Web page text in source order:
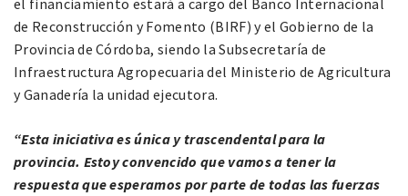
de Reconstrucción y Fomento (BIRF) y el Gobierno de la
Provincia de Córdoba, siendo la Subsecretaría de
Infraestructura Agropecuaria del Ministerio de Agricultura
y Ganadería la unidad ejecutora.
“Esta iniciativa es única y trascendental para la
provincia. Estoy convencido que vamos a tener la
respuesta que esperamos por parte de todas las fuerzas